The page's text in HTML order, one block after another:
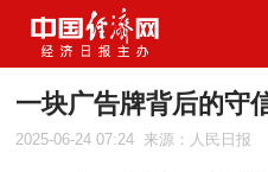
一块广告牌背后的守
2025-06-24 07:24 来源：人民日报